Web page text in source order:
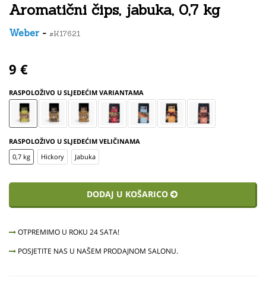
Aromatični čips, jabuka, 0,7 kg
Weber- #K17621
9 €
RASPOLOŽIVO U SLJEDEĆIM VARIANTAMA
RASPOLOŽIVO U SLJEDEĆIM VELIČINAMA
0,7 kg
Hickory Jabuka
DODAJ U KOŠARICO
OTPREMIMO U ROKU 24 SATA!
POSJETITE NAS U NAŠEM PRODAJNOM SALONU.